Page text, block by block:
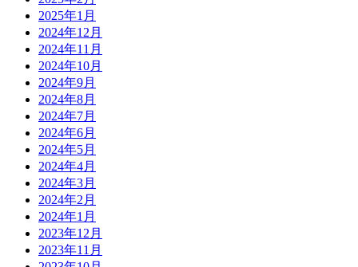
2025年1月
2024年12月
2024年11月
2024年10月
2024年9月
2024年8月
2024年7月
2024年6月
2024年5月
2024年4月
2024年3月
2024年2月
2024年1月
2023年12月
2023年11月